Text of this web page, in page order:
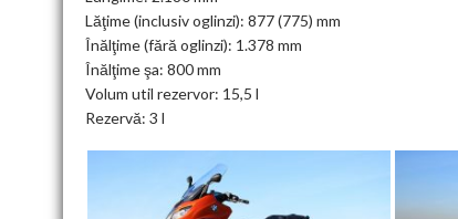
Lăţime (inclusiv oglinzi): 877 (775) mm
Înălţime (fără oglinzi): 1.378 mm
Înălţime şa: 800 mm
Volum util rezervor: 15,5 l
Rezervă: 3 l